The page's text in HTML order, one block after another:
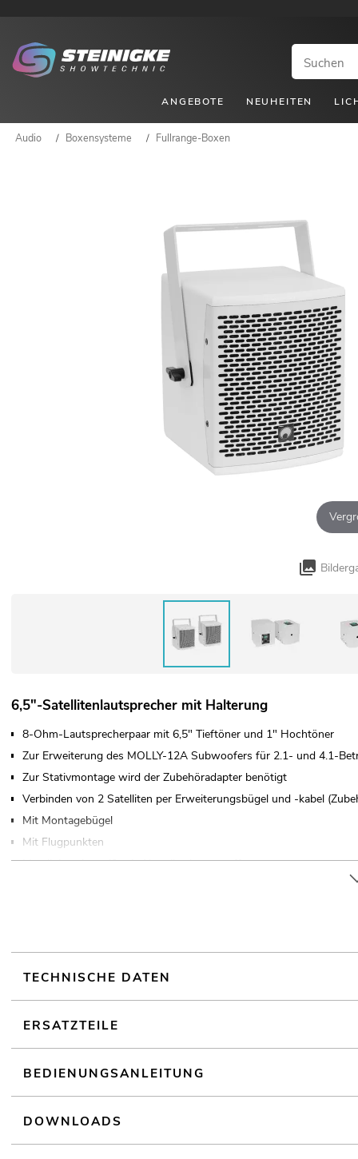
ANGEBOTE NEUHEITEN
Audio / Boxensysteme / Fullrange-Boxen
6,5"-Satellitenlautsprecher mit Halterung
8-Ohm-Lautsprecherpaar mit 6,5" Tieftöner und 1" Hochtöner
Zur Erweiterung des MOLLY-12A Subwoofers für 2.1- und 4.1-
Zur Stativmontage wird der Zubehöradapter benötigt
Verbinden von 2 Satelliten per Erweiterungsbügel und -kabel
Mit Montagebügel
Mit Flugpunkten
Metallgitter in weiß mit Akustikschaumstoff
TECHNISCHE DATEN
ERSATZTEILE
BEDIENUNGSANLEITUNG
DOWNLOADS